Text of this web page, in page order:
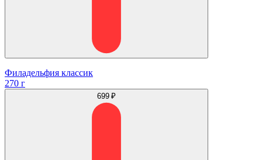
Филадельфия классик
270 г
699 ₽